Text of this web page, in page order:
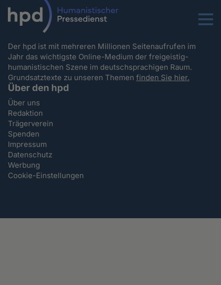
Menu
Der hpd ist mit mehreren Millionen Seitenaufrufen im
Jahr das wichtigste Online-Medium der freigeistig-
humanistischen Szene im deutschsprachigen Raum.
Grundsatztexte zu unseren Themenfinden Sie hier.
Über den hpd
Über uns
Redaktion
Trägerverein
Spenden
Impressum
Datenschutz
Werbung
Cookie-Einstellungen